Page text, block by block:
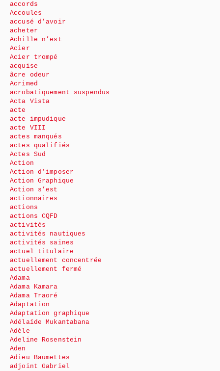
accords
Accoules
accusé d’avoir
acheter
Achille n’est
Acier
Acier trompé
acquise
âcre odeur
Acrimed
acrobatiquement suspendus
Acta Vista
acte
acte impudique
acte VIII
actes manqués
actes qualifiés
Actes Sud
Action
Action d’imposer
Action Graphique
Action s’est
actionnaires
actions
actions CQFD
activités
activités nautiques
activités saines
actuel titulaire
actuellement concentrée
actuellement fermé
Adama
Adama Kamara
Adama Traoré
Adaptation
Adaptation graphique
Adélaïde Mukantabana
Adèle
Adeline Rosenstein
Aden
Adieu Baumettes
adjoint Gabriel